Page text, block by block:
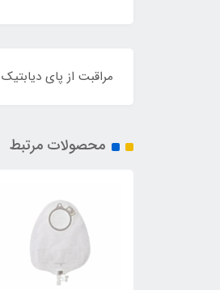
مراقبت از پای
محصولات مرتبط